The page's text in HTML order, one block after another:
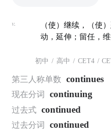
v.
（使）继续，（使
动，延伸；留任，
初中 / 高中 / CET4 /
第三人称单数 continues
现在分词 continuing
过去式 continued
过去分词 continued